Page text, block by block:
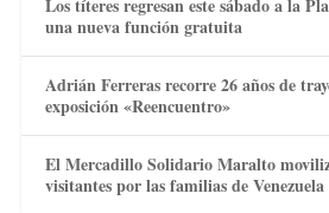
Los títeres regresan este sábado a la
una nueva función gratuita
Adrián Ferreras recorre 26 años de
exposición «Reencuentro»
El Mercadillo Solidario Maralto
visitantes por las familias de Venezuela